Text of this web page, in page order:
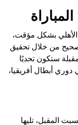
الأهلي بشكل مؤقت،
من خلال تحقيق
ستكون تحديًا
أبطال أفريقيا،
المقبل، تليها